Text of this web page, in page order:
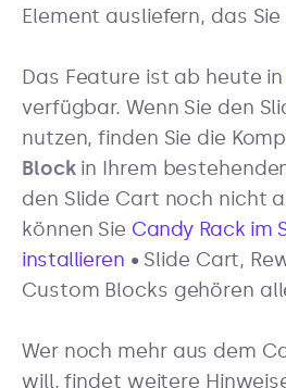
Element ausliefern, das
Das Feature ist ab heute in
verfügbar. Wenn Sie den
nutzen, finden Sie die
Blockin Ihrem
den Slide Cart noch nicht
können Sie Candy Rack im
installieren • Slide Cart,
Custom Blocks gehören
Wer noch mehr aus dem
will, findet weitere